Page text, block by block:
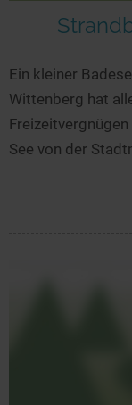
Ein kleiner
Wittenberg hat
See von der